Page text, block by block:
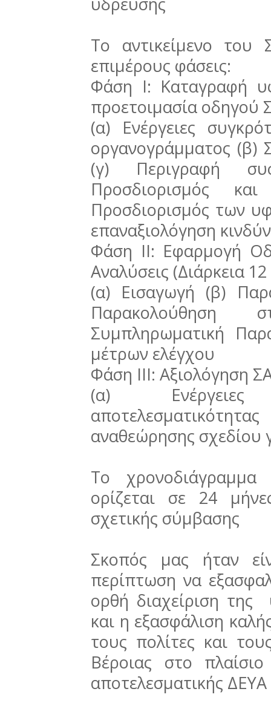
Το αντικείμενο του
επιμέρους φάσεις:
Φάση I: Καταγραφή
προετοιμασία οδηγού
(α) Ενέργειες
οργανογράμματος (β)
(γ) Περιγραφή
Προσδιορισμός
Προσδιορισμός των
επαναξιολόγηση
Φάση II: Εφαρμογή
Αναλύσεις (Διάρκεια
(α) Εισαγωγή (β)
Παρακολούθηση
Συμπληρωματική
μέτρων ελέγχου
Φάση IIΙ: Αξιολόγηση
(α)
αναθεώρησης σχεδίου
Το
ορίζεται σε 24
σχετικής σύμβασης
Σκοπός μας ήταν
περίπτωση να
ορθή διαχείριση
και η εξασφάλιση
τους πολίτες και
Βέροιας στο
αποτελεσματικής ΔΕΥΑ